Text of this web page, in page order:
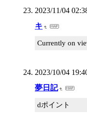
2023/11/04
キ
Currently on
2023/10/04
夢日記
dポイント